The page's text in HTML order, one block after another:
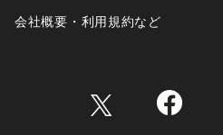
会社概要・利用規約など